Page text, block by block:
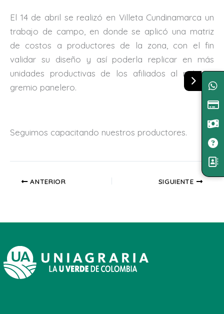
El 14 de abril se realizó en Villeta Cundinamarca un
trabajo de campo, en donde se aplicó una matriz
de costos a productores de la zona, con el fin
validar su diseño y así poderla replicar en más
unidades productivas de los afiliados al máximo
gremio panelero.
Seguimos capacitando nuestros productores.
ANTERIOR SIGUIENTE